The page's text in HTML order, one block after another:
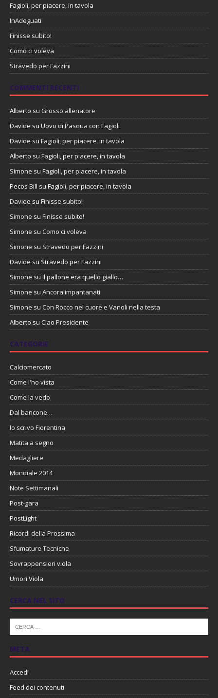
Fagioli, per piacere, in tavola
InAdeguati
Finisse subito!
Como ci voleva
Stravedo per Fazzini
COMMENTI RECENTI
Alberto su Grosso allenatore
Davide su Uovo di Pasqua con Fagioli
Davide su Fagioli, per piacere, in tavola
Alberto su Fagioli, per piacere, in tavola
Simone su Fagioli, per piacere, in tavola
Pecos Bill su Fagioli, per piacere, in tavola
Davide su Finisse subito!
Simone su Finisse subito!
Simone su Como ci voleva
Simone su Stravedo per Fazzini
Davide su Stravedo per Fazzini
Simone su Il pallone era quello giallo…
Simone su Ancora impantanati
Simone su Con Rocco nel cuore e Vanoli nella testa
Alberto su Ciao Presidente
CATEGORIE
Calciomercato
Come l'ho vista
Come la vedo
Dal bancone…
Io scrivo Fiorentina
Matita a segno
Medagliere
Mondiale 2014
Note Settimanali
Post-gara
PostLight
Ricordi della Prossima
Sfumature Tecniche
Sovrappensieri viola
Umori Viola
CERCA NEL SITO
META
Accedi
Feed dei contenuti